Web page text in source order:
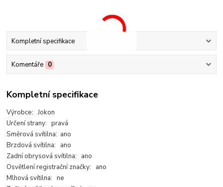
Kompletní specifikace
Komentáře 0
Kompletní specifikace
Výrobce: Jokon
Určení strany: pravá
Směrová svítilna: ano
Brzdová svítilna: ano
Zadní obrysová svítilna: ano
Osvětlení registrační značky: ano
Mlhová svítilna: ne